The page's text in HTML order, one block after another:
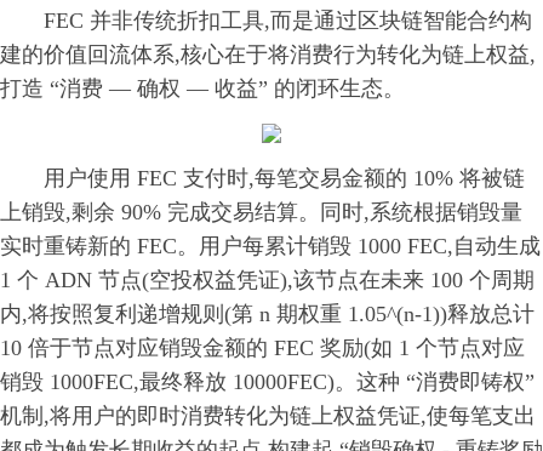
FEC 并非传统折扣工具,而是通过区块链智能合约构
建的价值回流体系,核心在于将消费行为转化为链上权益,
打造 “消费 — 确权 — 收益” 的闭环生态。
用户使用 FEC 支付时,每笔交易金额的 10% 将被链
上销毁,剩余 90% 完成交易结算。同时,系统根据销毁量
实时重铸新的 FEC。用户每累计销毁 1000 FEC,自动生成
1 个 ADN 节点(空投权益凭证),该节点在未来 100 个周期
内,将按照复利递增规则(第 n 期权重 1.05^(n-1))释放总计
10 倍于节点对应销毁金额的 FEC 奖励(如 1 个节点对应
销毁 1000FEC,最终释放 10000FEC)。这种 “消费即铸权”
机制,将用户的即时消费转化为链上权益凭证,使每笔支出